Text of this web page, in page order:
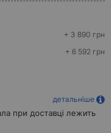
+ 3 890 грн
+ 6 592 грн
детальніше
при доставці лежить